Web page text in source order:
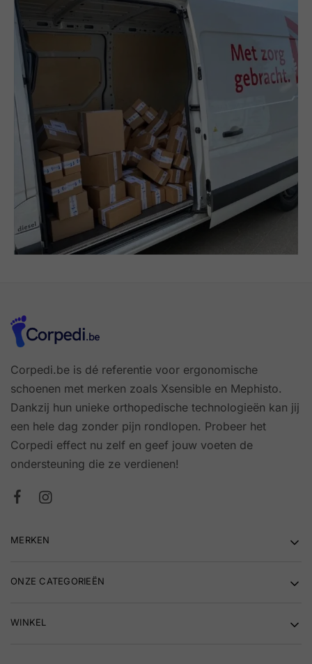
Corpedi.be is dé referentie voor ergonomische
schoenen met merken zoals Xsensible en Mephisto.
Dankzij hun unieke orthopedische technologieën kan jij
een hele dag zonder pijn rondlopen. Probeer het
Corpedi effect nu zelf en geef jouw voeten de
ondersteuning die ze verdienen!
MERKEN
ONZE CATEGORIEËN
WINKEL